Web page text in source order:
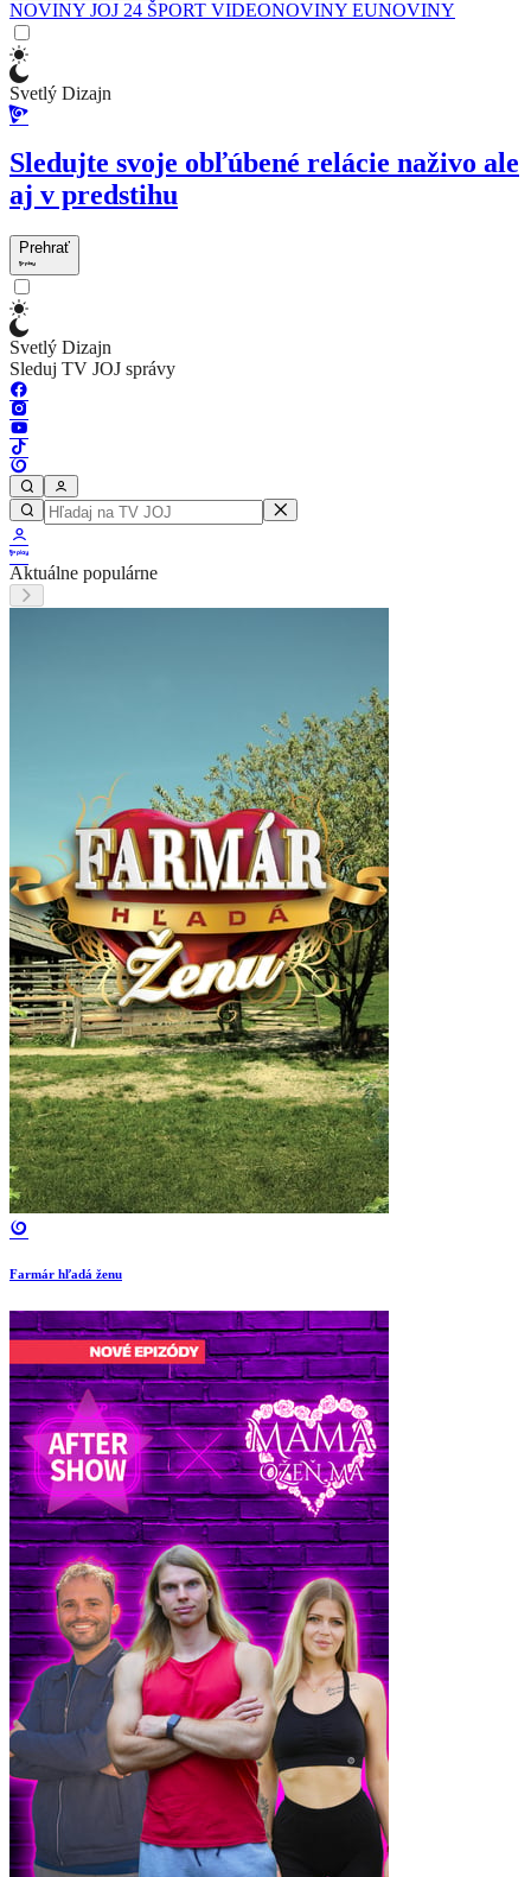
NOVINY JOJ 24 ŠPORT VIDEONOVINY EUNOVINY
Svetlý Dizajn
Sledujte svoje obľúbené relácie naživo ale
aj v predstihu
Prehrať
Svetlý Dizajn
Sleduj TV JOJ správy
Aktuálne populárne
Farmár hľadá ženu